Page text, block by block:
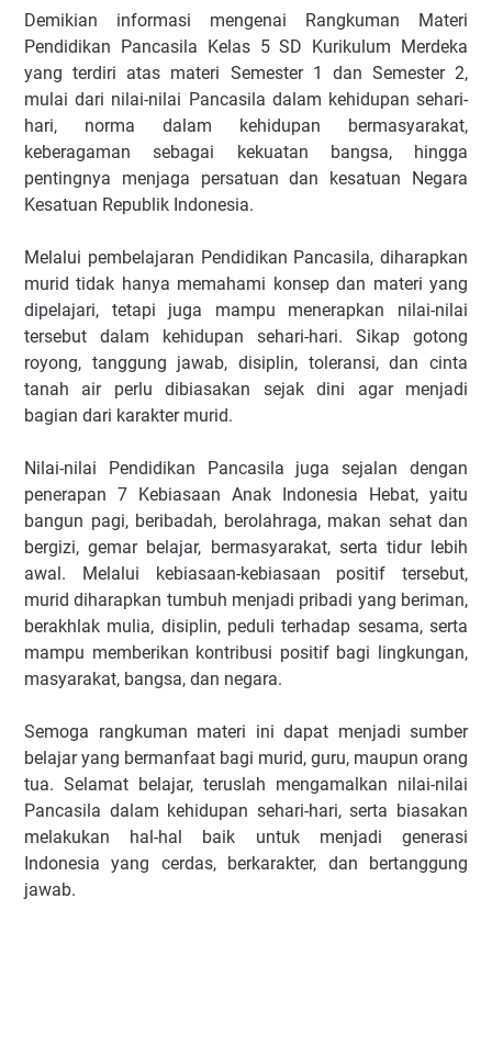
Demikian informasi mengenai Rangkuman Materi
Pendidikan Pancasila Kelas 5 SD Kurikulum Merdeka
yang terdiri atas materi Semester 1 dan Semester 2,
mulai dari nilai-nilai Pancasila dalam kehidupan sehari-
hari, norma dalam kehidupan bermasyarakat,
keberagaman sebagai kekuatan bangsa, hingga
pentingnya menjaga persatuan dan kesatuan Negara
Kesatuan Republik Indonesia.
Melalui pembelajaran Pendidikan Pancasila, diharapkan
murid tidak hanya memahami konsep dan materi yang
dipelajari, tetapi juga mampu menerapkan nilai-nilai
tersebut dalam kehidupan sehari-hari. Sikap gotong
royong, tanggung jawab, disiplin, toleransi, dan cinta
tanah air perlu dibiasakan sejak dini agar menjadi
bagian dari karakter murid.
Nilai-nilai Pendidikan Pancasila juga sejalan dengan
penerapan 7 Kebiasaan Anak Indonesia Hebat, yaitu
bangun pagi, beribadah, berolahraga, makan sehat dan
bergizi, gemar belajar, bermasyarakat, serta tidur lebih
awal. Melalui kebiasaan-kebiasaan positif tersebut,
murid diharapkan tumbuh menjadi pribadi yang beriman,
berakhlak mulia, disiplin, peduli terhadap sesama, serta
mampu memberikan kontribusi positif bagi lingkungan,
masyarakat, bangsa, dan negara.
Semoga rangkuman materi ini dapat menjadi sumber
belajar yang bermanfaat bagi murid, guru, maupun orang
tua. Selamat belajar, teruslah mengamalkan nilai-nilai
Pancasila dalam kehidupan sehari-hari, serta biasakan
melakukan hal-hal baik untuk menjadi generasi
Indonesia yang cerdas, berkarakter, dan bertanggung
jawab.